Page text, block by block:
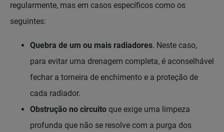
regularmente, mas em casos específicos como os
seguintes:
Quebra de um ou mais radiadores. Neste caso,
para evitar uma drenagem completa, é aconselhável
fechar a torneira de enchimento e a proteção de
cada radiador.
Obstrução no circuito que exige uma limpeza
profunda que não se resolve com a purga dos